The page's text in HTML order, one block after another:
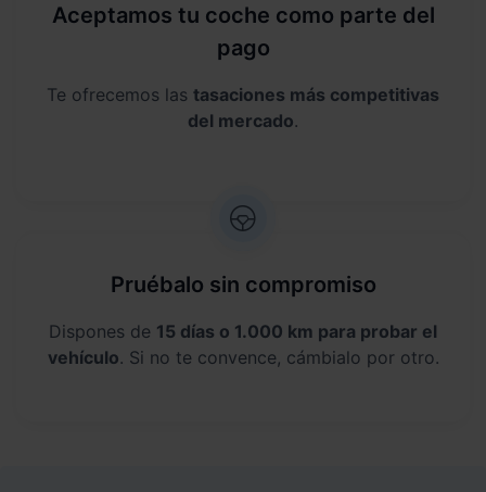
Aceptamos tu coche como parte del
pago
Te ofrecemos las tasaciones más competitivas
del mercado.
Pruébalo sin compromiso
Dispones de 15 días o 1.000 km para probar el
vehículo. Si no te convence, cámbialo por otro.